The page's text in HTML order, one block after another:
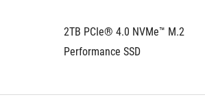
2TB PCIe® 4.0 NVMe™ M.2
Performance SSD